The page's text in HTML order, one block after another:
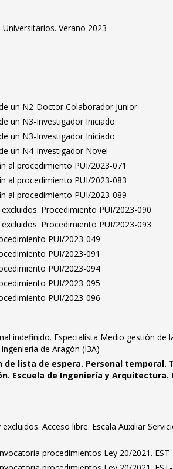
Verano 2023
un N2-Doctor Colaborador Junior
un N3-Investigador Iniciado
un N3-Investigador Iniciado
un N4-Investigador Novel
al procedimiento PUI/2023-071
al procedimiento PUI/2023-083
al procedimiento PUI/2023-089
Procedimiento PUI/2023-090
Procedimiento PUI/2023-093
PUI/2023-049
PUI/2023-091
PUI/2023-094
PUI/2023-095
PUI/2023-096
indefinido. Especialista Medio gestión de
de Aragón (I3A)
lista de espera. Personal temporal.
Escuela de Ingeniería y Arquitectura.
Acceso libre. Escala Auxiliar
procedimientos Ley 20/2021.